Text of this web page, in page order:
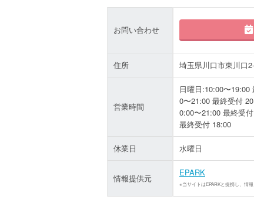
お問い合わせ
住所 埼玉県川口市東川口
営業時間
日曜日:10:00〜
0〜21:00 最終受付
0:00〜21:00 最終受
最終受付 18:00
休業日 水曜日
情報提供元
EPARK
※当サイトはEPARKと提携し、情報